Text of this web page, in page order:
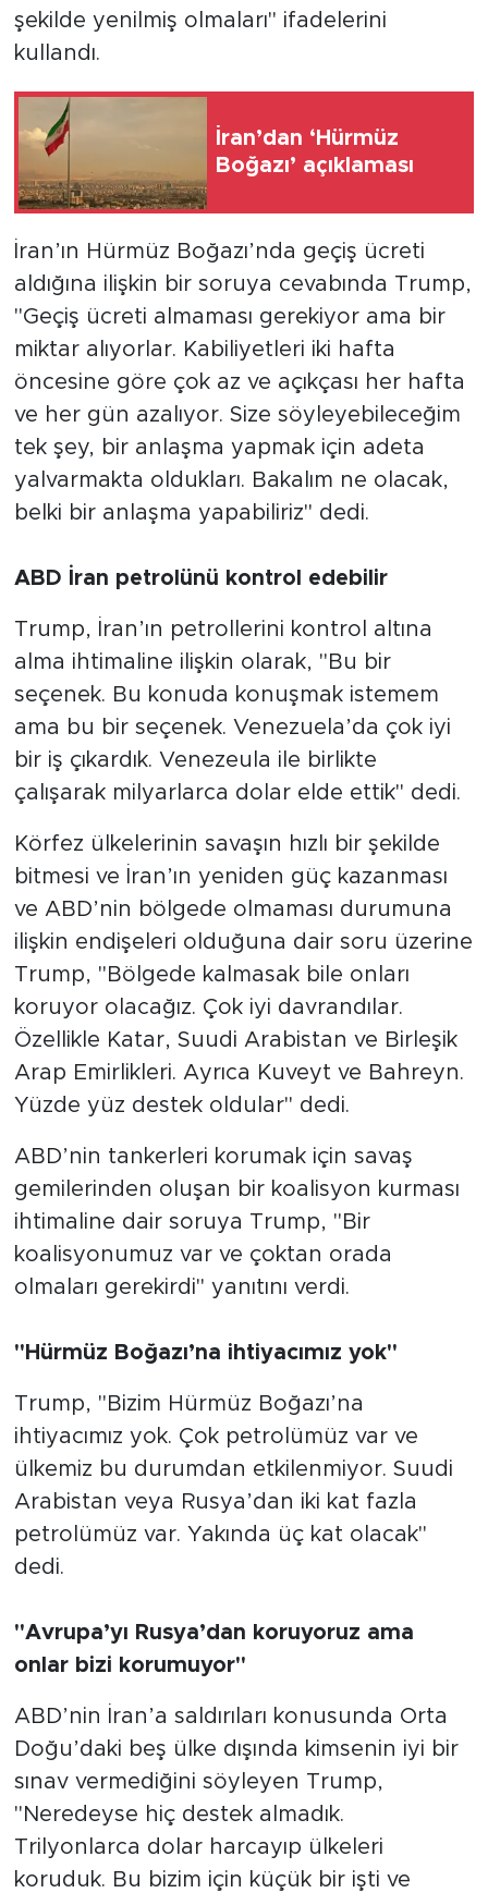
şekilde yenilmiş olmaları" ifadelerini
kullandı.
İran’dan ‘Hürmüz
Boğazı’ açıklaması
İran’ın Hürmüz Boğazı’nda geçiş ücreti
aldığına ilişkin bir soruya cevabında Trump,
"Geçiş ücreti almaması gerekiyor ama bir
miktar alıyorlar. Kabiliyetleri iki hafta
öncesine göre çok az ve açıkçası her hafta
ve her gün azalıyor. Size söyleyebileceğim
tek şey, bir anlaşma yapmak için adeta
yalvarmakta oldukları. Bakalım ne olacak,
belki bir anlaşma yapabiliriz" dedi.
ABD İran petrolünü kontrol edebilir
Trump, İran’ın petrollerini kontrol altına
alma ihtimaline ilişkin olarak, "Bu bir
seçenek. Bu konuda konuşmak istemem
ama bu bir seçenek. Venezuela’da çok iyi
bir iş çıkardık. Venezeula ile birlikte
çalışarak milyarlarca dolar elde ettik" dedi.
Körfez ülkelerinin savaşın hızlı bir şekilde
bitmesi ve İran’ın yeniden güç kazanması
ve ABD’nin bölgede olmaması durumuna
ilişkin endişeleri olduğuna dair soru üzerine
Trump, "Bölgede kalmasak bile onları
koruyor olacağız. Çok iyi davrandılar.
Özellikle Katar, Suudi Arabistan ve Birleşik
Arap Emirlikleri. Ayrıca Kuveyt ve Bahreyn.
Yüzde yüz destek oldular" dedi.
ABD’nin tankerleri korumak için savaş
gemilerinden oluşan bir koalisyon kurması
ihtimaline dair soruya Trump, "Bir
koalisyonumuz var ve çoktan orada
olmaları gerekirdi" yanıtını verdi.
"Hürmüz Boğazı’na ihtiyacımız yok"
Trump, "Bizim Hürmüz Boğazı’na
ihtiyacımız yok. Çok petrolümüz var ve
ülkemiz bu durumdan etkilenmiyor. Suudi
Arabistan veya Rusya’dan iki kat fazla
petrolümüz var. Yakında üç kat olacak"
dedi.
"Avrupa’yı Rusya’dan koruyoruz ama
onlar bizi korumuyor"
ABD’nin İran’a saldırıları konusunda Orta
Doğu’daki beş ülke dışında kimsenin iyi bir
sınav vermediğini söyleyen Trump,
"Neredeyse hiç destek almadık.
Trilyonlarca dolar harcayıp ülkeleri
koruduk. Bu bizim için küçük bir işti ve